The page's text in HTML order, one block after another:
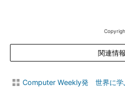
関連情報
Computer Weekly発 世界に学